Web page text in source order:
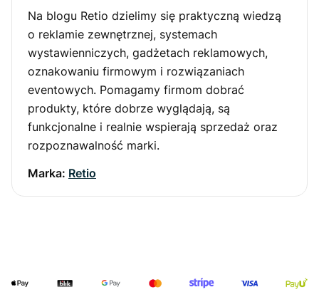
Na blogu Retio dzielimy się praktyczną wiedzą
o reklamie zewnętrznej, systemach
wystawienniczych, gadżetach reklamowych,
oznakowaniu firmowym i rozwiązaniach
eventowych. Pomagamy firmom dobrać
produkty, które dobrze wyglądają, są
funkcjonalne i realnie wspierają sprzedaż oraz
rozpoznawalność marki.
Marka: Retio